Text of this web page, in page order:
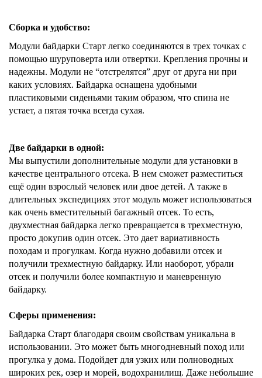
Сборка и удобство:
Модули байдарки Старт легко соединяются в трех точках с
помощью шуруповерта или отвертки. Крепления прочны и
надежны. Модули не “отстрелятся” друг от друга ни при
каких условиях. Байдарка оснащена удобными
пластиковыми сиденьями таким образом, что спина не
устает, а пятая точка всегда сухая.
Две байдарки в одной:
Мы выпустили дополнительные модули для установки в
качестве центрального отсека. В нем сможет разместиться
ещё один взрослый человек или двое детей. А также в
длительных экспедициях этот модуль может использоваться
как очень вместительный багажный отсек. То есть,
двухместная байдарка легко превращается в трехместную,
просто докупив один отсек. Это дает вариативность
походам и прогулкам. Когда нужно добавили отсек и
получили трехместную байдарку. Или наоборот, убрали
отсек и получили более компактную и маневренную
байдарку.
Сферы применения:
Байдарка Старт благодаря своим свойствам уникальна в
использовании. Это может быть многодневный поход или
прогулка у дома. Подойдет для узких или полноводных
широких рек, озер и морей, водохранилищ. Даже небольшие